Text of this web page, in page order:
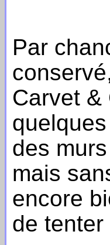
Par
Carvet &
des
mais
encore
de